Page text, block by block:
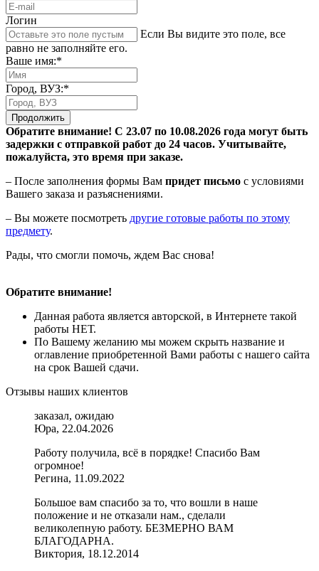
Логин
Если Вы видите это поле, все
равно не заполняйте его.
Ваше имя:*
Город, ВУЗ:*
Продолжить
Обратите внимание! С 23.07 по 10.08.2026 года могут быть
задержки с отправкой работ до 24 часов. Учитывайте,
пожалуйста, это время при заказе.
– После заполнения формы Вам придет письмо с условиями
Вашего заказа и разъяснениями.
– Вы можете посмотреть другие готовые работы по этому
предмету.
Рады, что смогли помочь, ждем Вас снова!
Обратите внимание!
Данная работа является авторской, в Интернете такой
работы НЕТ.
По Вашему желанию мы можем скрыть название и
оглавление приобретенной Вами работы с нашего сайта
на срок Вашей сдачи.
Отзывы наших клиентов
заказал, ожидаю
Юра, 22.04.2026
Работу получила, всё в порядке! Спасибо Вам
огромное!
Регина, 11.09.2022
Большое вам спасибо за то, что вошли в наше
положение и не отказали нам., сделали
великолепную работу. БЕЗМЕРНО ВАМ
БЛАГОДАРНА.
Виктория, 18.12.2014